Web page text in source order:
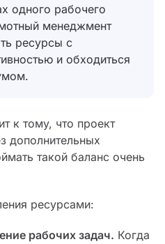
одного рабочего
менеджмент
ресурсы с
и обходиться
к тому, что проект
дополнительных
такой баланс очень
ресурсами:
рабочих задач. Когда